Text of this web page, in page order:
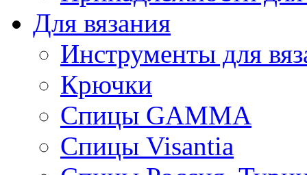
Для вязания
Инструменты для
Крючки
Спицы GAMMA
Спицы Visantia